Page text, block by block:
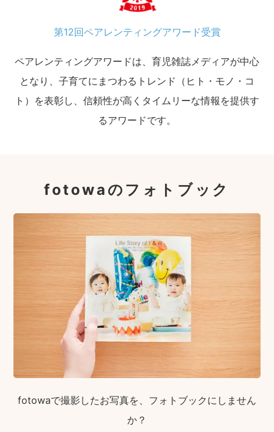
第12回ペアレンティングアワード受賞
ペアレンティングアワードは、育児雑誌メディアが中心
となり、子育てにまつわるトレンド（ヒト・モノ・コ
ト）を表彰し、信頼性が高くタイムリーな情報を提供す
るアワードです。
fotowaのフォトブック
fotowaで撮影したお写真を、フォトブックにしません
か？